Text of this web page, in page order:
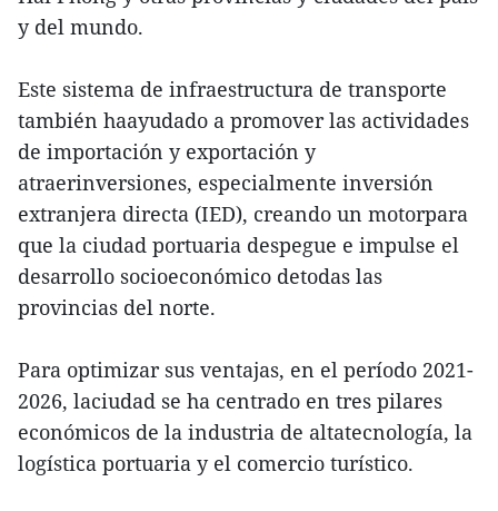
y del mundo.
Este sistema de infraestructura de transporte
también haayudado a promover las actividades
de importación y exportación y
atraerinversiones, especialmente inversión
extranjera directa (IED), creando un motorpara
que la ciudad portuaria despegue e impulse el
desarrollo socioeconómico detodas las
provincias del norte.
Para optimizar sus ventajas, en el período 2021-
2026, laciudad se ha centrado en tres pilares
económicos de la industria de altatecnología, la
logística portuaria y el comercio turístico.